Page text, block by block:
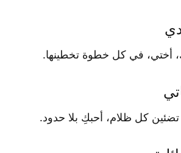
أختي، في كل خطوة تخطينها.
كل ظلام، أحبكِ بلا حدود.